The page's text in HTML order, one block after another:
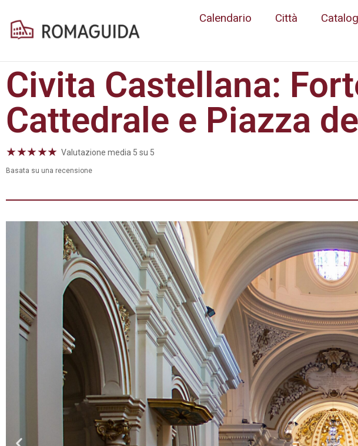
Calendario Città
Civita Castellana:
Cattedrale e Piazza
★★★★★ Valutazione media 5 su 5
Basata su una recensione